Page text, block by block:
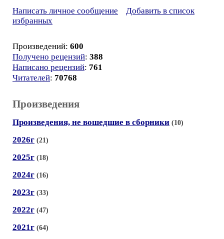
Написать личное сообщение
Добавить в список
избранных
Произведений: 600
Получено рецензий: 388
Написано рецензий: 761
Читателей: 70768
Произведения
Произведения, не вошедшие в сборники (10)
2026г (21)
2025г (18)
2024г (16)
2023г (33)
2022г (47)
2021г (64)